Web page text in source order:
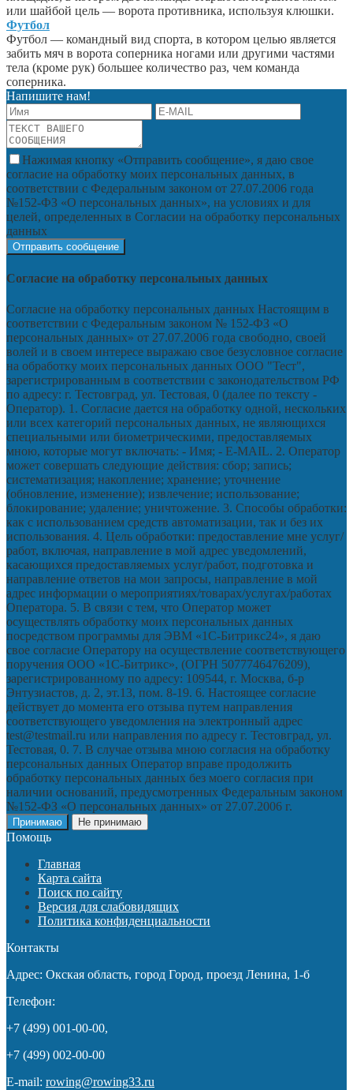
или шайбой цель — ворота противника, используя клюшки.
Футбол
Футбол — командный вид спорта, в котором целью является
забить мяч в ворота соперника ногами или другими частями
тела (кроме рук) большее количество раз, чем команда
соперника.
Напишите нам!
Нажимая кнопку «Отправить сообщение», я даю свое
согласие на обработку моих персональных данных, в
соответствии с Федеральным законом от 27.07.2006 года
№152-ФЗ «О персональных данных», на условиях и для
целей, определенных в Согласии на обработку персональных
данных
Согласие на обработку персональных данных
Согласие на обработку персональных данных Настоящим в
соответствии с Федеральным законом № 152-ФЗ «О
персональных данных» от 27.07.2006 года свободно, своей
волей и в своем интересе выражаю свое безусловное согласие
на обработку моих персональных данных ООО "Тест",
зарегистрированным в соответствии с законодательством РФ
по адресу: г. Тестовград, ул. Тестовая, 0 (далее по тексту -
Оператор). 1. Согласие дается на обработку одной, нескольких
или всех категорий персональных данных, не являющихся
специальными или биометрическими, предоставляемых
мною, которые могут включать: - Имя; - E-MAIL. 2. Оператор
может совершать следующие действия: сбор; запись;
систематизация; накопление; хранение; уточнение
(обновление, изменение); извлечение; использование;
блокирование; удаление; уничтожение. 3. Способы обработки:
как с использованием средств автоматизации, так и без их
использования. 4. Цель обработки: предоставление мне услуг/
работ, включая, направление в мой адрес уведомлений,
касающихся предоставляемых услуг/работ, подготовка и
направление ответов на мои запросы, направление в мой
адрес информации о мероприятиях/товарах/услугах/работах
Оператора. 5. В связи с тем, что Оператор может
осуществлять обработку моих персональных данных
посредством программы для ЭВМ «1С-Битрикс24», я даю
свое согласие Оператору на осуществление соответствующего
поручения ООО «1С-Битрикс», (ОГРН 5077746476209),
зарегистрированному по адресу: 109544, г. Москва, б-р
Энтузиастов, д. 2, эт.13, пом. 8-19. 6. Настоящее согласие
действует до момента его отзыва путем направления
соответствующего уведомления на электронный адрес
test@testmail.ru или направления по адресу г. Тестовград, ул.
Тестовая, 0. 7. В случае отзыва мною согласия на обработку
персональных данных Оператор вправе продолжить
обработку персональных данных без моего согласия при
наличии оснований, предусмотренных Федеральным законом
№152-ФЗ «О персональных данных» от 27.07.2006 г.
Принимаю Не принимаю
Помощь
Главная
Карта сайта
Поиск по сайту
Версия для слабовидящих
Политика конфиденциальности
Контакты
Адрес: Окская область, город Город, проезд Ленина, 1-б
Телефон:
+7 (499) 001-00-00,
+7 (499) 002-00-00
E-mail: rowing@rowing33.ru